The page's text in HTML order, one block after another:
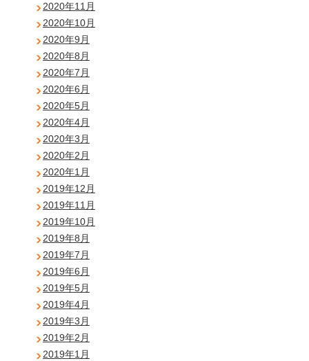
2020年11月
2020年10月
2020年9月
2020年8月
2020年7月
2020年6月
2020年5月
2020年4月
2020年3月
2020年2月
2020年1月
2019年12月
2019年11月
2019年10月
2019年8月
2019年7月
2019年6月
2019年5月
2019年4月
2019年3月
2019年2月
2019年1月